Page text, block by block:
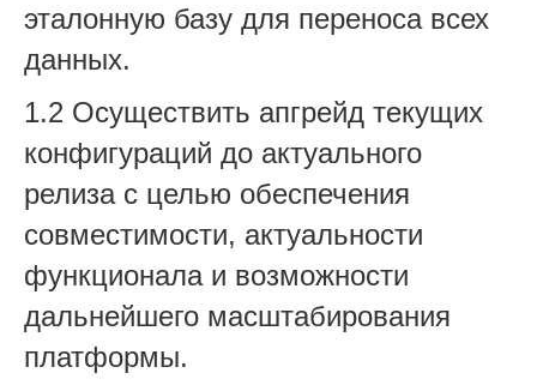
эталонную базу для переноса всех
данных.
1.2 Осуществить апгрейд текущих
конфигураций до актуального
релиза с целью обеспечения
совместимости, актуальности
функционала и возможности
дальнейшего масштабирования
платформы.